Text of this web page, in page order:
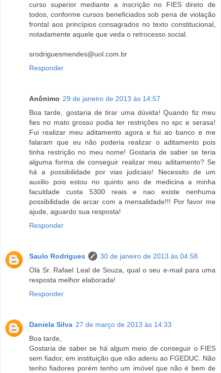
curso superior mediante a inscrição no FIES direto de
todos, conforme cursos beneficiados sob pena de violação
frontal aos princípios consagrados no texto constitucional,
notadamente aquele que veda o retrocesso social.
srodriguesmendes@uol.com.br
Responder
Anônimo 29 de janeiro de 2013 às 14:57
Boa tarde, gostaria de tirar uma dúvida! Quando fiz meu
fies no mato grosso podia ter restrições no spc e serasa!
Fui realizar meu aditamento agora e fui ao banco e me
falaram que eu não poderia realizar o aditamento pois
tinha restrição no meu nome! Gostaria de saber se teria
alguma forma de conseguir realizar meu aditamento? Se
há a possibilidade por vias judiciais! Necessito de um
auxilio pois estou no quinto ano de medicina a minha
faculdade custa 5300 reais e nao existe nenhuma
possibilidade de arcar com a mensalidade!!! Por favor me
ajude, aguardo sua resposta!
Responder
Saulo Rodrigues
30 de janeiro de 2013 às 04:58
Olá Sr. Rafael Leal de Souza, qual o seu e-mail para uma
resposta melhor elaborada!
Responder
Daniela Silva 27 de março de 2013 às 14:33
Boa tarde,
Gostaria de saber se há algum meio de conseguir o FIES
sem fiador, em instituição que não aderiu ao FGEDUC. Não
tenho fiadores porém tenho um imóvel que não é bem de